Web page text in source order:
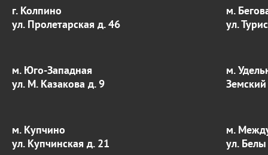
г. Колпино
ул. Пролетарская д. 46
м.
ул.
м. Юго-Западная
ул. М. Казакова д. 9
м.
м. Купчино
ул. Купчинская д. 21
м.
ул.